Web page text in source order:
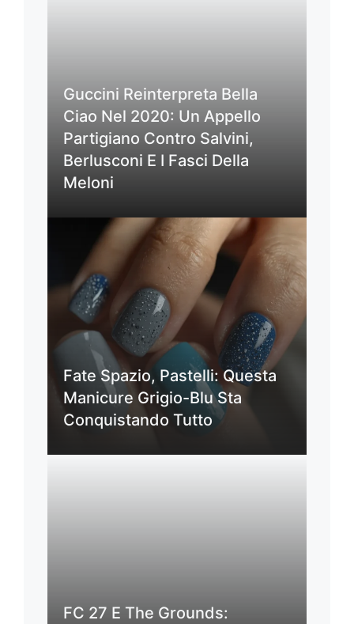
Guccini Reinterpreta Bella
Ciao Nel 2020: Un Appello
Partigiano Contro Salvini,
Berlusconi E I Fasci Della
Meloni
Fate Spazio, Pastelli: Questa
Manicure Grigio-Blu Sta
Conquistando Tutto
FC 27 E The Grounds: